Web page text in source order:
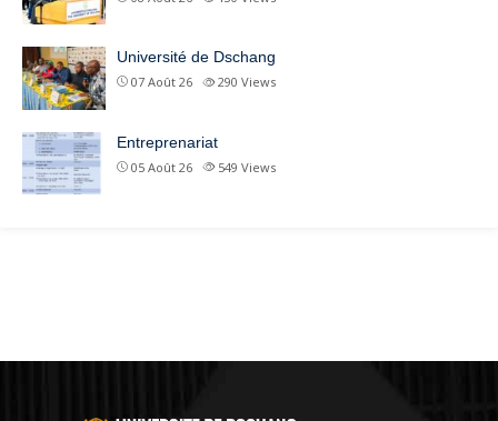
Université de Dschang
07 Août 26 290 Views
Entreprenariat
05 Août 26 549 Views